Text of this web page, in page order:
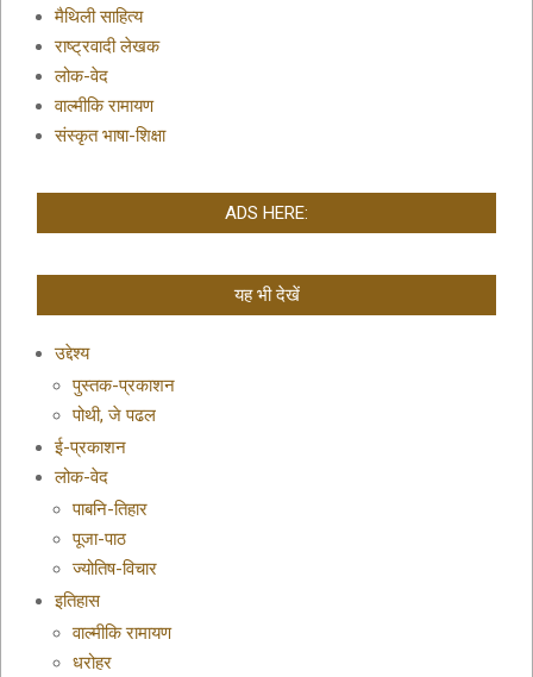
मैथिली साहित्य
राष्ट्रवादी लेखक
लोक-वेद
वाल्मीकि रामायण
संस्कृत भाषा-शिक्षा
ADS HERE:
यह भी देखें
उद्देश्य
पुस्तक-प्रकाशन
पोथी, जे पढल
ई-प्रकाशन
लोक-वेद
पाबनि-तिहार
पूजा-पाठ
ज्योतिष-विचार
इतिहास
वाल्मीकि रामायण
धरोहर